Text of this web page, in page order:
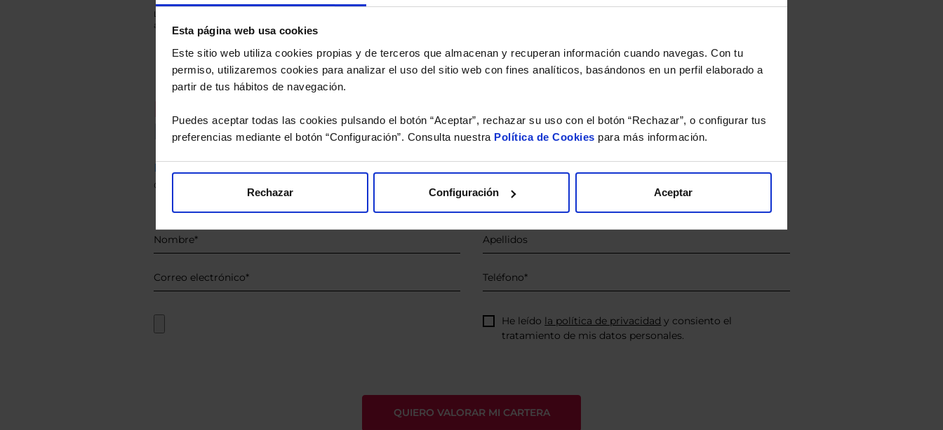
Esta página web usa cookies
Este sitio web utiliza cookies propias y de terceros que almacenan y recuperan información cuando navegas. Con tu
permiso, utilizaremos cookies para analizar el uso del sitio web con fines analíticos, basándonos en un perfil elaborado a
partir de tus hábitos de navegación.
Puedes aceptar todas las cookies pulsando el botón “Aceptar”, rechazar su uso con el botón “Rechazar”, o configurar tus
preferencias mediante el botón “Configuración”. Consulta nuestra Política de Cookies para más información.
Rechazar Configuración Aceptar
Los datos de rentabilidad mostrados hacen referencia a los Valores Liquidativos del Fondo al cierre de la última sesión, y se calculan de Valor Liquidativo de la sesión
anterior a Valor Liquidativo actual con reinversión de dividendos si el fondo es de reparto. Todas las rentabilidades mostradas están en la divisa Euro.
Recomendado.
Le hacemos un estudio gratuito de su cartera.
Descárguese el archivo
de sus alternativas de Clases Limpias con las que podrá ahorrar en sus costes.
He leído la política de privacidad y consiento el
tratamiento de mis datos personales.